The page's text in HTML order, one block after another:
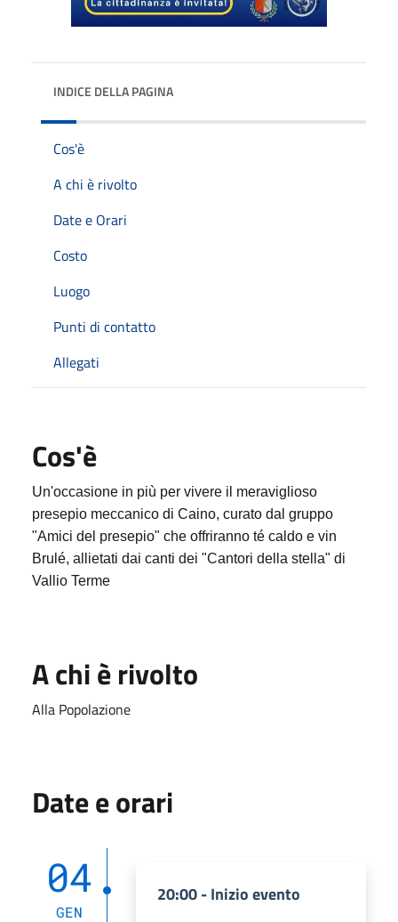
INDICE DELLA PAGINA
Cos'è
A chi è rivolto
Date e Orari
Costo
Luogo
Punti di contatto
Allegati
Cos'è
Un'occasione in più per vivere il meraviglioso
presepio meccanico di Caino, curato dal gruppo
"Amici del presepio" che offriranno té caldo e vin
Brulé, allietati dai canti dei "Cantori della stella" di
Vallio Terme
A chi è rivolto
Alla Popolazione
Date e orari
04
GEN
20:00 - Inizio evento